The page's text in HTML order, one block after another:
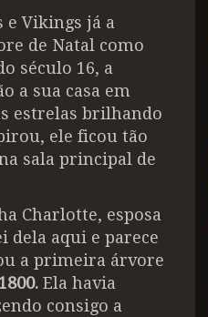
e Vikings já a
de Natal como
século 16, a
a sua casa em
estrelas brilhando
ele ficou tão
sala principal de
Charlotte, esposa
dela aqui e parece
a primeira árvore
1800. Ela havia
consigo a